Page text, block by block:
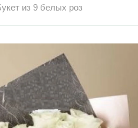
из 9 белых роз